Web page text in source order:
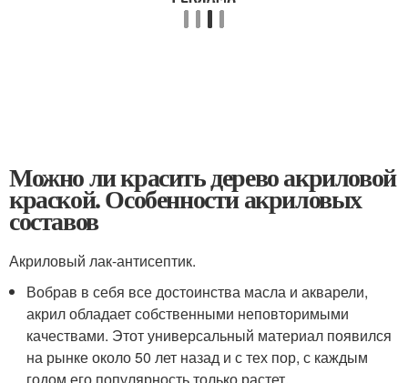
Можно ли красить дерево акриловой
краской. Особенности акриловых
составов
Акриловый лак-антисептик.
Вобрав в себя все достоинства масла и акварели,
акрил обладает собственными неповторимыми
качествами. Этот универсальный материал появился
на рынке около 50 лет назад и с тех пор, с каждым